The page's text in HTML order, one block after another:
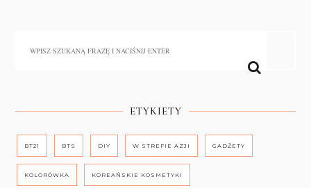
ETYKIETY
BT21 BTS DIY W STREFIE AZJI GADŻETY
KOLORÓWKA KOREAŃSKIE KOSMETYKI